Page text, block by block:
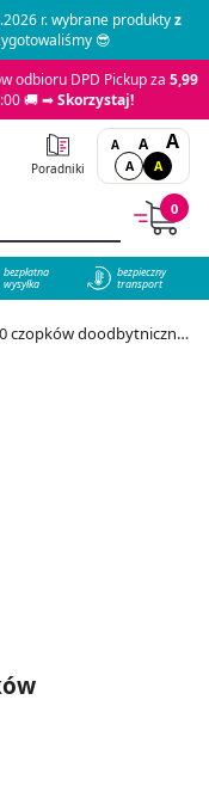
r. wybrane produktyz
😎
odbioru DPD Pickup za 5,99
🚚 ➡Skorzystaj!
Poradniki
A A A
A A
0
bezpłatna
wysyłka
bezpieczny
transport
doodbytnicznych - cena 15,49 zł